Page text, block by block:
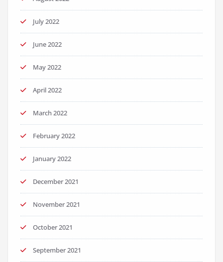
July 2022
June 2022
May 2022
April 2022
March 2022
February 2022
January 2022
December 2021
November 2021
October 2021
September 2021